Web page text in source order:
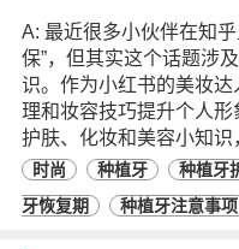
A: 最近很多小伙伴在知
保”，但其实这个话题涉
识。作为小红书的美妆
理和妆容技巧提升个人
护肤、化妆和美容小知
时尚 种植牙 种植牙
牙恢复期
种植牙注意事项